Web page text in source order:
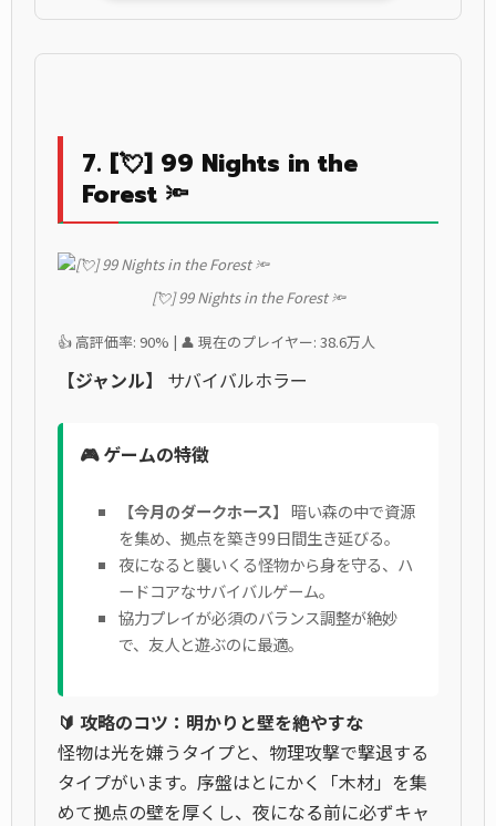
7. [💘] 99 Nights in the
Forest 🔦
[💘] 99 Nights in the Forest 🔦
👍 高評価率: 90% | 👤 現在のプレイヤー: 38.6万人
【ジャンル】 サバイバルホラー
🎮 ゲームの特徴
【今月のダークホース】 暗い森の中で資源
を集め、拠点を築き99日間生き延びる。
夜になると襲いくる怪物から身を守る、ハ
ードコアなサバイバルゲーム。
協力プレイが必須のバランス調整が絶妙
で、友人と遊ぶのに最適。
🔰 攻略のコツ：明かりと壁を絶やすな
怪物は光を嫌うタイプと、物理攻撃で撃退する
タイプがいます。序盤はとにかく「木材」を集
めて拠点の壁を厚くし、夜になる前に必ずキャ